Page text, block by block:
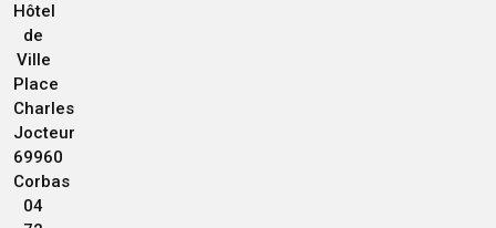
Hôtel
de
Ville
Place
Charles
Jocteur
69960
Corbas
04